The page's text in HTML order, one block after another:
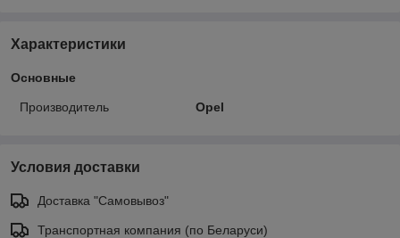
Характеристики
Основные
Производитель Opel
Условия доставки
Доставка "Самовывоз"
Транспортная компания (по Беларуси)